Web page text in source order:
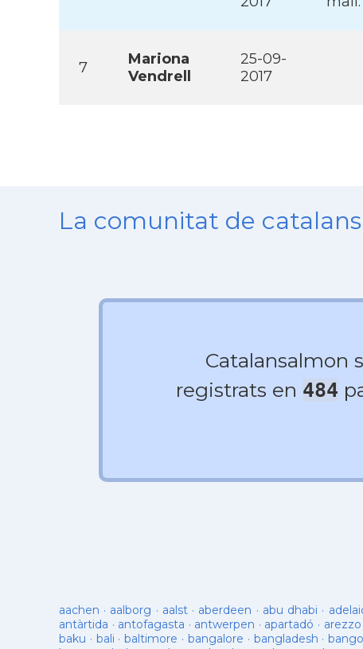
7
Mariona
Vendrell
25-09-
2017
La comunitat de
Catalansalmon
registrats en 484
aachen · aalborg · aalst· aberdeen · abu dhabi ·
antàrtida · antofagasta · antwerpen · apartadó · arezzo
baku · bali ·baltimore · bangalore · bangladesh ·